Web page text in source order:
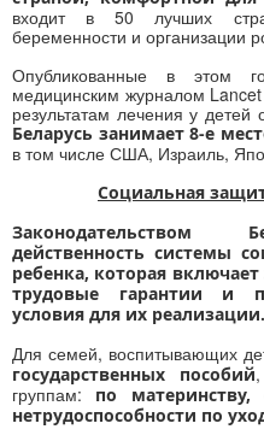
входит в 50 лучших
беременности и организации
Опубликованные в этом
медицинским журналом
результатам лечения у детей
Беларусь занимает 8-е
в том числе США, Израиль,
Социальная
Законодательством
действенность системы
ребенка, которая
трудовые гарантии и
условия для их реализации.
Для семей, воспитывающих
государственных пособий
группам: по
нетрудоспособности по